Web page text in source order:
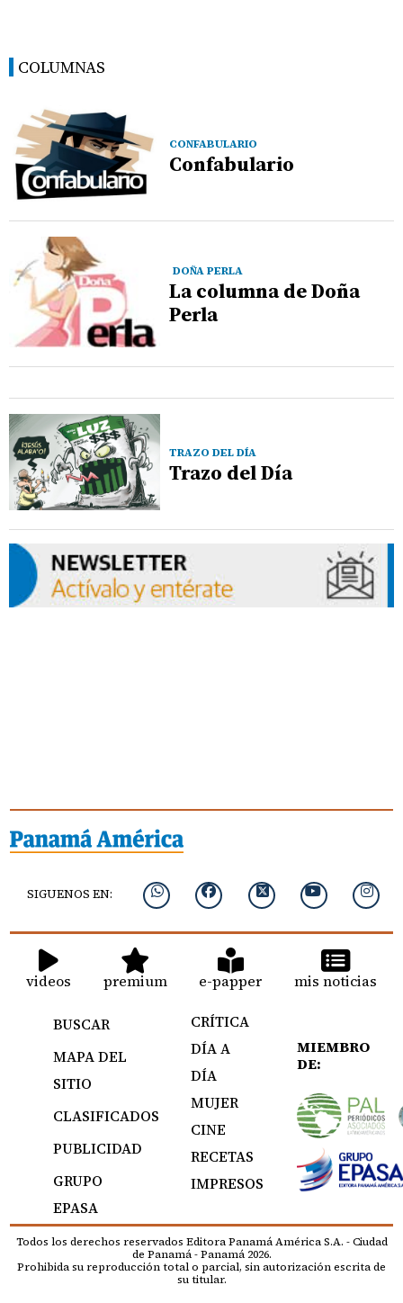
COLUMNAS
CONFABULARIO
Confabulario
DOÑA PERLA
La columna de Doña
Perla
TRAZO DEL DÍA
Trazo del Día
SIGUENOS EN:
videos premium e-papper mis noticias
BUSCAR
MAPA DEL
SITIO
CLASIFICADOS
PUBLICIDAD
GRUPO
EPASA
CRÍTICA
DÍA A
DÍA
MUJER
CINE
RECETAS
IMPRESOS
MIEMBRO
DE:
Todos los derechos reservados Editora Panamá América S.A. - Ciudad
de Panamá - Panamá 2026.
Prohibida su reproducción total o parcial, sin autorización escrita de
su titular.